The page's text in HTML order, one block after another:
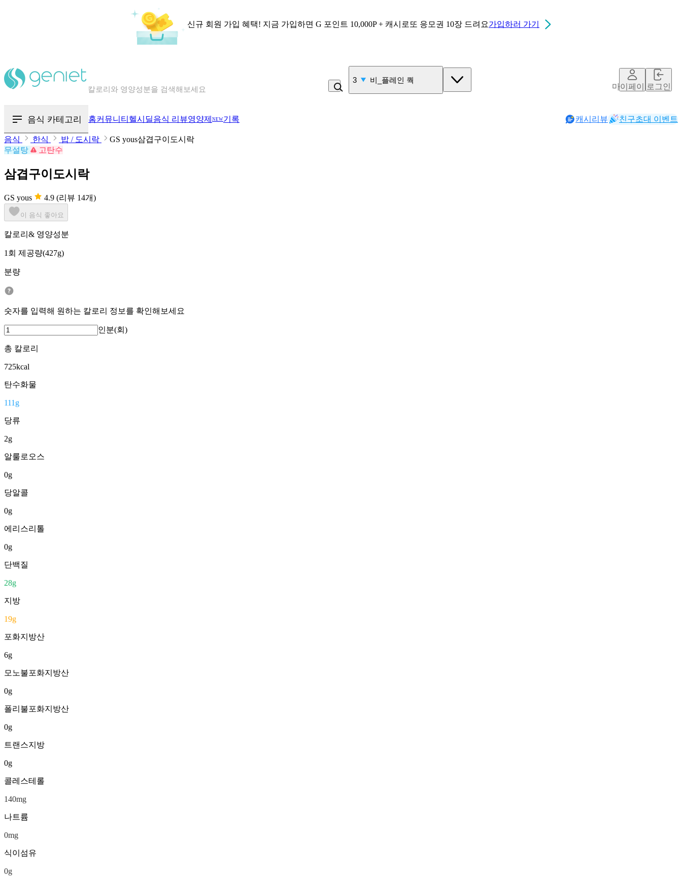
신규 회원 가입 혜택! 지금 가입하면 G 포인트 10,000P + 캐시로또 응모권 10장 드려요가입하러 가기
칼로리와 영양성분을 검색해보세요
4 백반
마이페이지로그인
음식 카테고리 홈커뮤니티 헬시딜음식 리뷰영양제 NEW기록 캐시리뷰 친구초대 이벤트
음식 한식 밥 / 도시락
GS yous삼겹구이도시락
무설탕
고탄수
삼겹구이도시락
GS yous 4.9 (리뷰 14개)
이 음식 좋아요
칼로리& 영양성분
1회 제공량(427g)
분량
숫자를 입력해 원하는 칼로리 정보를 확인해보세요
인분(회)
총 칼로리
725kcal
탄수화물
111 g
당류
2g
알룰로오스
0g
당알콜
0g
에리스리톨
0g
단백질
28g
지방
19g
포화지방산
6g
모노불포화지방산
0g
폴리불포화지방산
0g
트랜스지방
0g
콜레스테롤
140mg
나트륨
0mg
식이섬유
0g